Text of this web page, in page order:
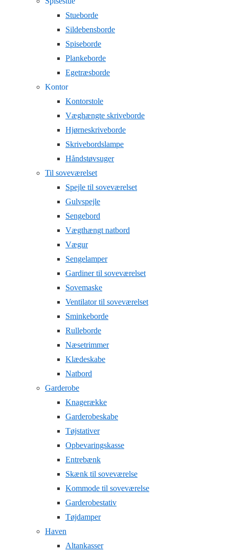
Stueborde
Sildebensborde
Spiseborde
Plankeborde
Egetræsborde
Kontor
Kontorstole
Væghængte skriveborde
Hjørneskriveborde
Skrivebordslampe
Håndstøvsuger
Til soveværelset
Spejle til soveværelset
Gulvspejle
Sengebord
Vægthængt natbord
Vægur
Sengelamper
Gardiner til soveværelset
Sovemaske
Ventilator til soveværelset
Sminkeborde
Rulleborde
Næsetrimmer
Klædeskabe
Natbord
Garderobe
Knagerække
Garderobeskabe
Tøjstativer
Opbevaringskasse
Entrebænk
Skænk til soveværelse
Kommode til soveværelse
Garderobestativ
Tøjdamper
Haven
Altankasser